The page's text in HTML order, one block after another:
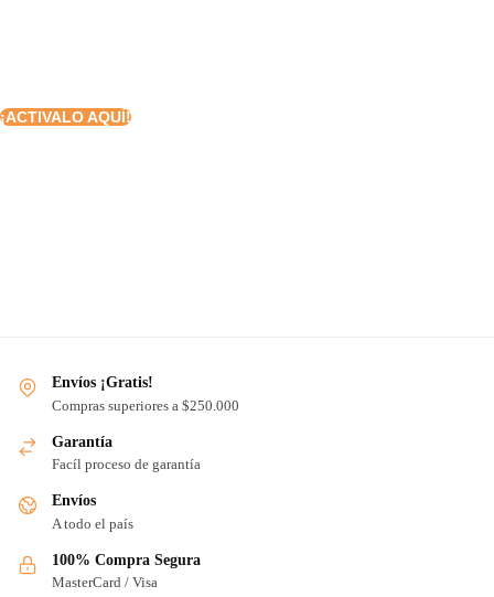
¡ACTIVALO AQUÍ!
Envíos ¡Gratis!
Compras superiores a $250.000
Garantía
Facíl proceso de garantía
Envíos
A todo el país
100% Compra Segura
MasterCard / Visa